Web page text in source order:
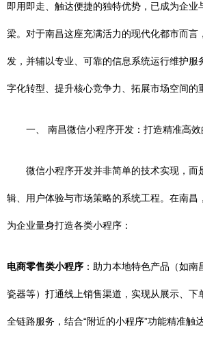
即用即走、触达便捷的独特优势，已成为企业
梁。对于南昌这座充满活力的现代化都市而言
发，并辅以专业、可靠的信息系统运行维护服
字化转型、提升核心竞争力、拓展市场空间的
一、 南昌微信小程序开发：打造精准高
微信小程序开发并非简单的技术实现，而
辑、用户体验与市场策略的系统工程。在南昌
为企业量身打造各类小程序：
电商零售类小程序 ：助力本地特色产品（如南
瓷器等）打通线上销售渠道，实现从展示、下
全链路服务，结合“附近的小程序”功能精准触